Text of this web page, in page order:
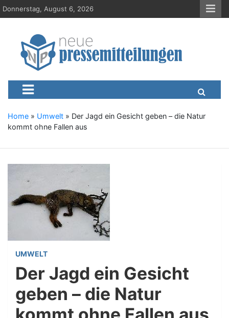
S
k
Donnerstag, August 6, 2026
Neue-
Presseportal, Nachrichten, News, Meldungen, Wirtschaft
Home » Umwelt » Der Jagd ein Gesicht geben – die Natur
kommt ohne Fallen aus
UMWELT
Der Jagd ein Gesicht
geben – die Natur